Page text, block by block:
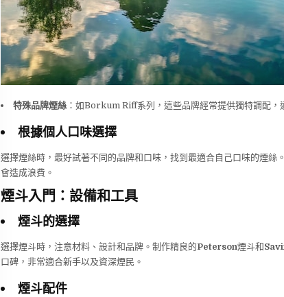
特殊品牌煙絲：如Borkum Riff系列，這些品牌經常提供獨特調配，
根據個人口味選擇
選擇煙絲時，最好試著不同的品牌和口味，找到最適合自己口味的煙絲
會造成浪費。
煙斗入門：設備和工具
煙斗的選擇
選擇煙斗時，注意材料、設計和品牌。制作精良的Peterson煙斗和
口碑，非常適合新手以及資深煙民。
煙斗配件